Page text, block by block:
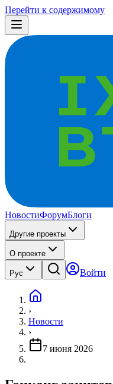
Перейти к содержимому
НовостиФорумБлоги
Другие проекты
О проекте
Рус Войти
›
Новости
›
7 июня 2026